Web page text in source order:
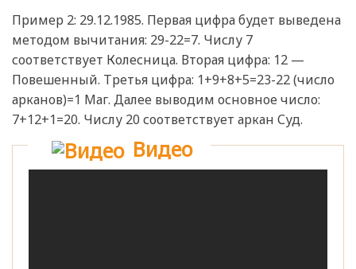
Пример 2: 29.12.1985. Первая цифра будет выведена
методом вычитания: 29-22=7. Числу 7
соответствует Колесница. Вторая цифра: 12 —
Повешенный. Третья цифра: 1+9+8+5=23-22 (число
арканов)=1 Маг. Далее выводим основное число:
7+12+1=20. Числу 20 соответствует аркан Суд.
Видео